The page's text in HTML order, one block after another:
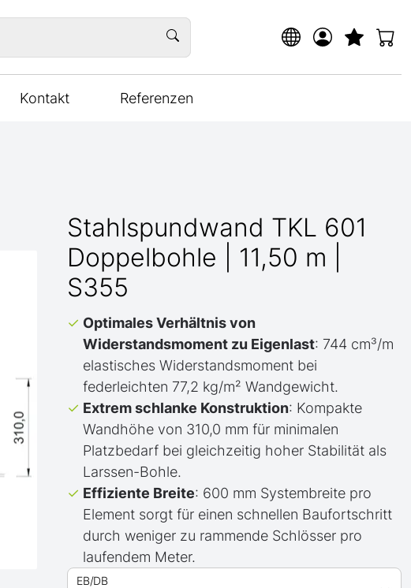
Kontakt Referenzen
Stahlspundwand TKL 601
Doppelbohle | 11,50 m |
S355
Optimales Verhältnis von
Widerstandsmoment zu Eigenlast: 744 cm³/m
elastisches Widerstandsmoment bei
federleichten 77,2 kg/m² Wandgewicht.
Extrem schlanke Konstruktion: Kompakte
Wandhöhe von 310,0 mm für minimalen
Platzbedarf bei gleichzeitig hoher Stabilität als
Larssen-Bohle.
Effiziente Breite: 600 mm Systembreite pro
Element sorgt für einen schnellen Baufortschritt
durch weniger zu rammende Schlösser pro
laufendem Meter.
EB/DB